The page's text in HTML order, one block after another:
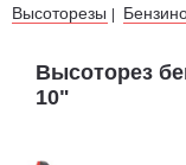
Высоторезы |
Высоторез
10"